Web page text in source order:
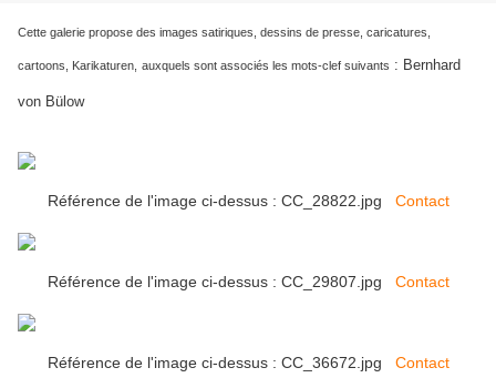
Cette galerie propose des images satiriques, dessins de presse, caricatures,
cartoons, Karikaturen, auxquels sont associés les mots-clef suivants : Bernhard
von Bülow
Référence de l'image ci-dessus : CC_28822.jpg Contact
Référence de l'image ci-dessus : CC_29807.jpg Contact
Référence de l'image ci-dessus : CC_36672.jpg Contact